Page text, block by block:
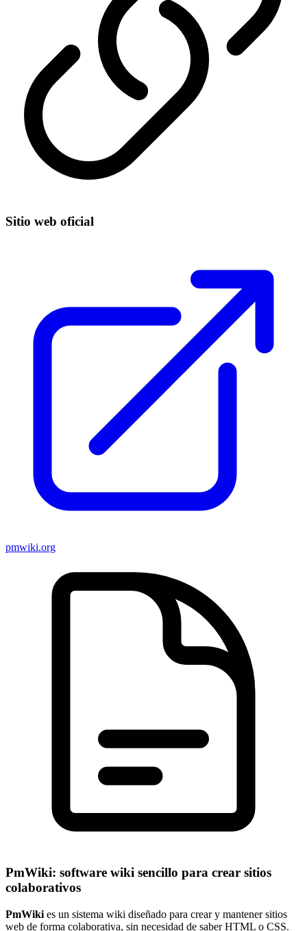
Sitio web oficial
pmwiki.org
PmWiki: software wiki sencillo para crear sitios
colaborativos
PmWiki es un sistema wiki diseñado para crear y mantener sitios
web de forma colaborativa, sin necesidad de saber HTML o CSS.